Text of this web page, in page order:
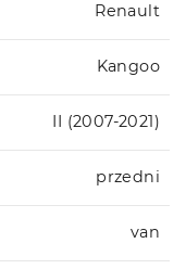
Renault
Kangoo
II (2007-2021)
przedni
van